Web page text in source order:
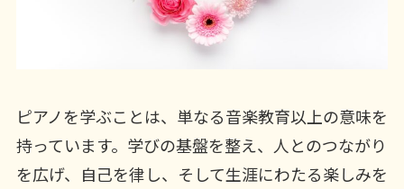
ピアノを学ぶことは、単なる音楽教育以上の意味を
持っています。学びの基盤を整え、人とのつながり
を広げ、自己を律し、そして生涯にわたる楽しみを